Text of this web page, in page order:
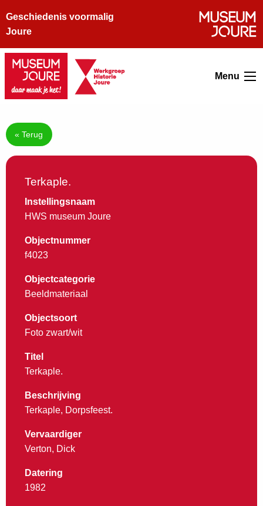
Geschiedenis voormalig
Joure
Menu
« Terug
Terkaple.
Instellingsnaam
HWS museum Joure
Objectnummer
f4023
Objectcategorie
Beeldmateriaal
Objectsoort
Foto zwart/wit
Titel
Terkaple.
Beschrijving
Terkaple, Dorpsfeest.
Vervaardiger
Verton, Dick
Datering
1982